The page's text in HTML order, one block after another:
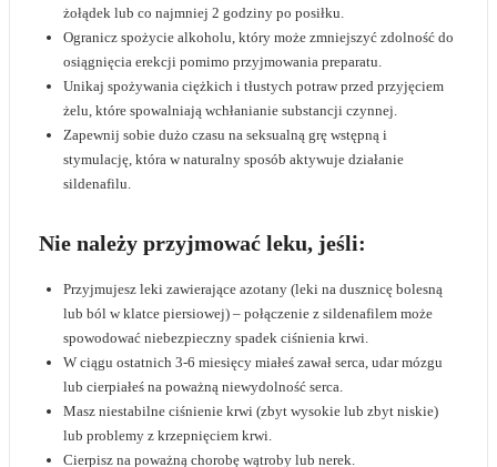
żołądek lub co najmniej 2 godziny po posiłku.
Ogranicz spożycie alkoholu, który może zmniejszyć zdolność do
osiągnięcia erekcji pomimo przyjmowania preparatu.
Unikaj spożywania ciężkich i tłustych potraw przed przyjęciem
żelu, które spowalniają wchłanianie substancji czynnej.
Zapewnij sobie dużo czasu na seksualną grę wstępną i
stymulację, która w naturalny sposób aktywuje działanie
sildenafilu.
Nie należy przyjmować leku, jeśli:
Przyjmujesz leki zawierające azotany (leki na dusznicę bolesną
lub ból w klatce piersiowej) – połączenie z sildenafilem może
spowodować niebezpieczny spadek ciśnienia krwi.
W ciągu ostatnich 3-6 miesięcy miałeś zawał serca, udar mózgu
lub cierpiałeś na poważną niewydolność serca.
Masz niestabilne ciśnienie krwi (zbyt wysokie lub zbyt niskie)
lub problemy z krzepnięciem krwi.
Cierpisz na poważną chorobę wątroby lub nerek.